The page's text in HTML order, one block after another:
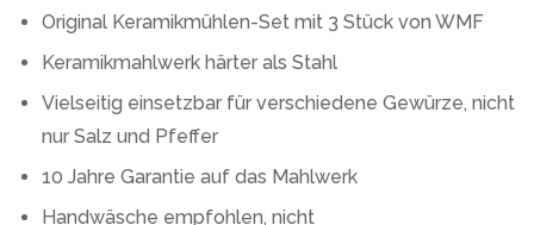
Original Keramikmühlen-Set mit 3 Stück von WMF
Keramikmahlwerk härter als Stahl
Vielseitig einsetzbar für verschiedene Gewürze, nicht
nur Salz und Pfeffer
10 Jahre Garantie auf das Mahlwerk
Handwäsche empfohlen, nicht